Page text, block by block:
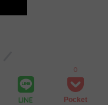
LINE Pocket
0